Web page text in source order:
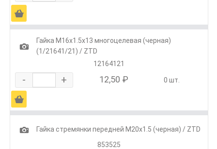
Ä
1
Гайка М16х1.5х13 многоцелевая (черная)
(1/21641/21) / ZTD
12164121
- + 12,50 ₽ 0 шт.
Ä
1
Гайка стремянки передней М20х1.5 (черная) / ZTD
853525